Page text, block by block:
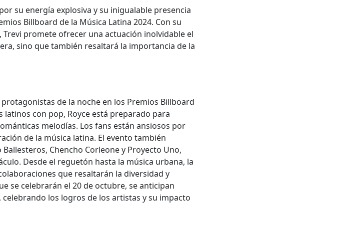
su energía explosiva y su inigualable presencia
Billboard de la Música Latina 2024. Con su
promete ofrecer una actuación inolvidable el
sino que también resaltará la importancia de la
de la noche en los Premios Billboard
con pop, Royce está preparado para
melodías. Los fans están ansiosos por
de la música latina. El evento también
Chencho Corleone y Proyecto Uno,
Desde el reguetón hasta la música urbana, la
que resaltarán la diversidad y
se celebrarán el 20 de octubre, se anticipan
los logros de los artistas y su impacto